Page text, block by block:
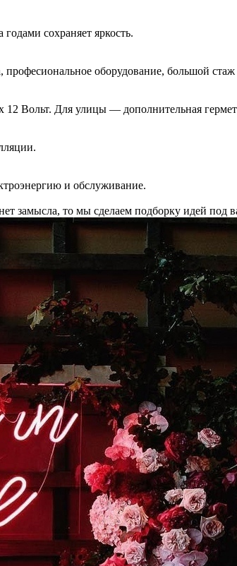
сохраняет яркость.
професиональное оборудование, большой
12 Вольт. Для улицы — дополнительная
и обслуживание.
замысла, то мы сделаем подборку идей под